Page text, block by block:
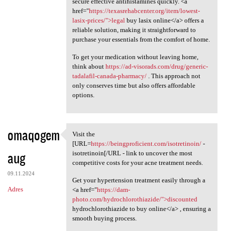
href="https://texasrehabcenter.org/item/lowest-
lasix-prices/">legalbuy lasix online</a> offers a
reliable solution, making it straightforward to
purchase your essentials from the comfort of home.
To get your medication without leaving home,
think about https://ad-visorads.com/drug/generic-
tadalafil-canada-pharmacy/. This approach not
only conserves time but also offers affordable
options.
omaqogem
aug
09.11.2024
Adres
Visit the [URL=https:/
Visit the
[URL=https://beingproficient.com/isotretinoin/-
isotretinoin[/URL - link to uncover the most
competitive costs for your acne treatment needs.
Get your hypertension treatment easily through a
<a href="https://dam-
photo.com/hydrochlorothiazide/">discounted
hydrochlorothiazide to buy online</a> , ensuring a
smooth buying process.